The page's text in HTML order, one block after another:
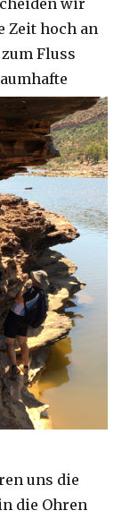
Zeit hoch an
Fluss
umhafte
uns die
die Ohren